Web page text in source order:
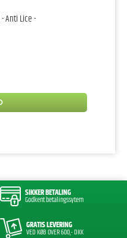
Anti Lice -
SIKKER BETALING
Godkent betalingssytem
GRATIS LEVERING
VED KØB OVER 600,- DKK